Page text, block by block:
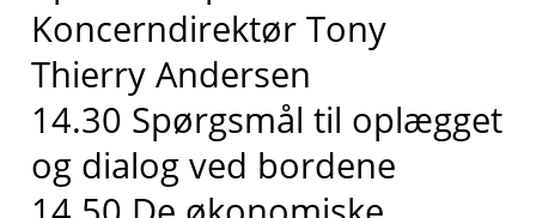
Koncerndirektør Tony
Thierry Andersen
14.30 Spørgsmål til oplægget
og dialog ved bordene